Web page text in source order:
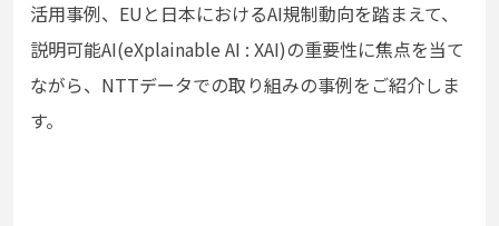
活用事例、EUと日本におけるAI規制動向を踏まえて、
説明可能AI(eXplainable AI : XAI)の重要性に焦点を当て
ながら、NTTデータでの取り組みの事例をご紹介しま
す。